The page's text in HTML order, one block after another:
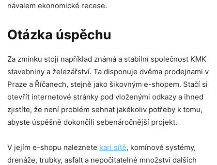
návalem ekonomické recese.
Otázka úspěchu
Za zmínku stojí například známá a stabilní společnost KMK
stavebniny a železářství. Ta disponuje dvěma prodejnami v
Praze a Říčanech, stejně jako šikovným e-shopem. Stačí si
otevřít internetové stránky pod vloženými odkazy a ihned
zjistíte, že není problém sehnat jakékoliv potřeby k tomu,
abyste úspěšně dokončili sebenáročnější projekt.
V jejím e-shopu naleznete kari sítě, komínové systémy,
drenáže, trubky, asfalt a nepočitatelné množství dalších